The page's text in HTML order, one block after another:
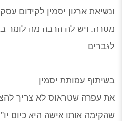
ונשיאת ארגון יסמין לקידום
מטרה. ויש לה הרבה מה לומר
לגברים
בשיתוף עמותת יסמין
את עפרה שטראוס לא צריך
שהקימה אותו אישה היא כיום